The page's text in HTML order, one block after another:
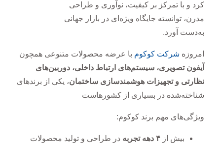
کرد و با تمرکز بر کیفیت، نوآوری و طراحی
مدرن، توانسته جایگاه ویژه‌ای در بازار جهانی
به‌دست آورد.
امروزه شرکت کوکوم با عرضه محصولات متنوعی همچون
آیفون تصویری، سیستم‌های ارتباط داخلی، دوربین‌های
نظارتی و تجهیزات هوشمندسازی ساختمان، یکی از برندهای
شناخته‌شده در بسیاری از کشورهاست
ویژگی‌های مهم برند کوکوم:
بیش از ۴ دهه تجربه در طراحی و تولید محصولات